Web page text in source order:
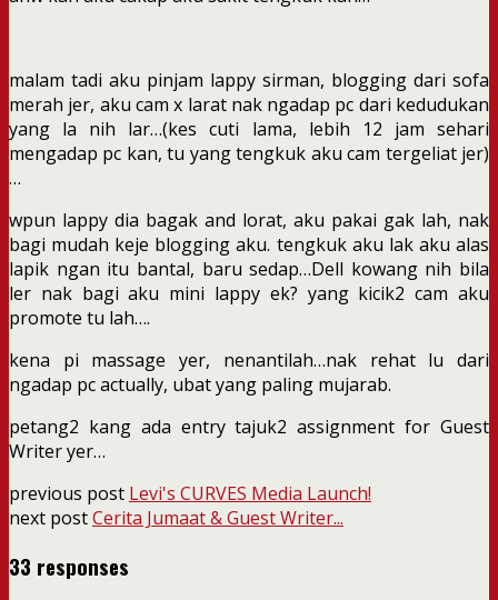
malam tadi aku pinjam lappy sirman, blogging dari sofa
merah jer, aku cam x larat nak ngadap pc dari kedudukan
yang la nih lar…(kes cuti lama, lebih 12 jam sehari
mengadap pc kan, tu yang tengkuk aku cam tergeliat jer)
…
wpun lappy dia bagak and lorat, aku pakai gak lah, nak
bagi mudah keje blogging aku. tengkuk aku lak aku alas
lapik ngan itu bantal, baru sedap…Dell kowang nih bila
ler nak bagi aku mini lappy ek? yang kicik2 cam aku
promote tu lah….
kena pi massage yer, nenantilah…nak rehat lu dari
ngadap pc actually, ubat yang paling mujarab.
petang2 kang ada entry tajuk2 assignment for Guest
Writer yer…
previous post Levi's CURVES Media Launch!
next postCerita Jumaat & Guest Writer...
33 responses